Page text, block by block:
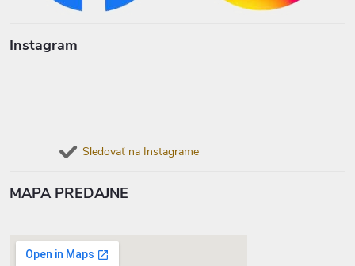
Instagram
Sledovať na Instagrame
MAPA PREDAJNE